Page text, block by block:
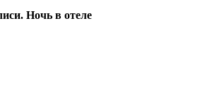
Ночь в отеле